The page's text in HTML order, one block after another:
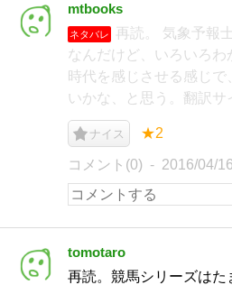
mtbooks
ネタバレ
再読。 気象予報
なんだけど、いろいろわ
時代を感じさせる感じ
いかな、と思う。翻訳サ
ナイス ★2
コメント(0) 2016/04/16
tomotaro
再読。競馬シリーズはた